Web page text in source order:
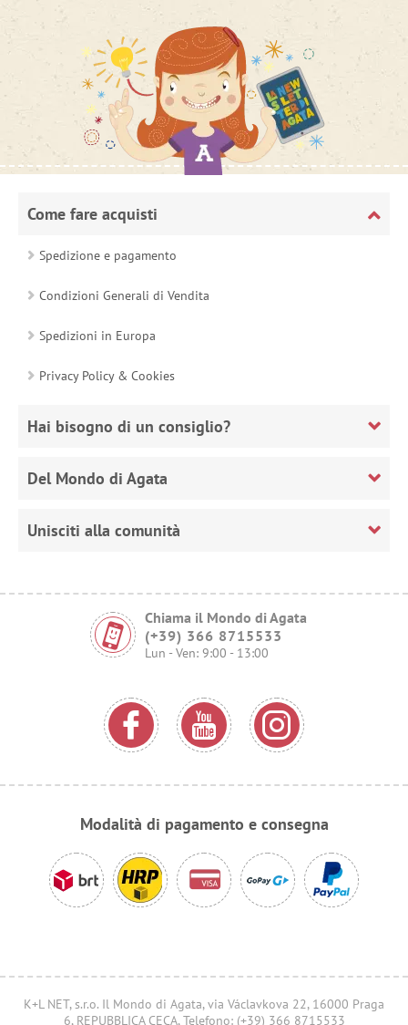
Come fare acquisti
Spedizione e pagamento
Condizioni Generali di Vendita
Spedizioni in Europa
Privacy Policy & Cookies
Hai bisogno di un consiglio?
Del Mondo di Agata
Unisciti alla comunità
Chiama il Mondo di Agata
(+39) 366 8715533
Lun - Ven: 9:00 - 13:00
Modalità di pagamento e consegna
K+L NET, s.r.o. Il Mondo di Agata, via Václavkova 22, 16000 Praga
6, REPUBBLICA CECA, Telefono: (+39) 366 8715533